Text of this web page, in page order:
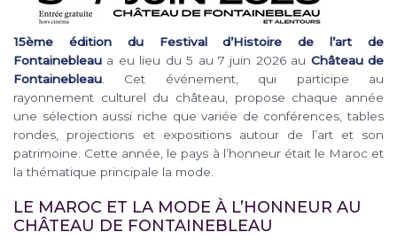
15ème édition du Festival d’Histoire de l’art de
Fontainebleau a eu lieu du 5 au 7 juin 2026 au Château de
Fontainebleau . Cet événement, qui participe au
rayonnement culturel du château, propose chaque année
une sélection aussi riche que variée de conférences, tables
rondes, projections et expositions autour de l’art et son
patrimoine. Cette année, le pays à l’honneur était le Maroc et
la thématique principale la mode.
LE MAROC ET LA MODE À L’HONNEUR AU
CHÂTEAU DE FONTAINEBLEAU